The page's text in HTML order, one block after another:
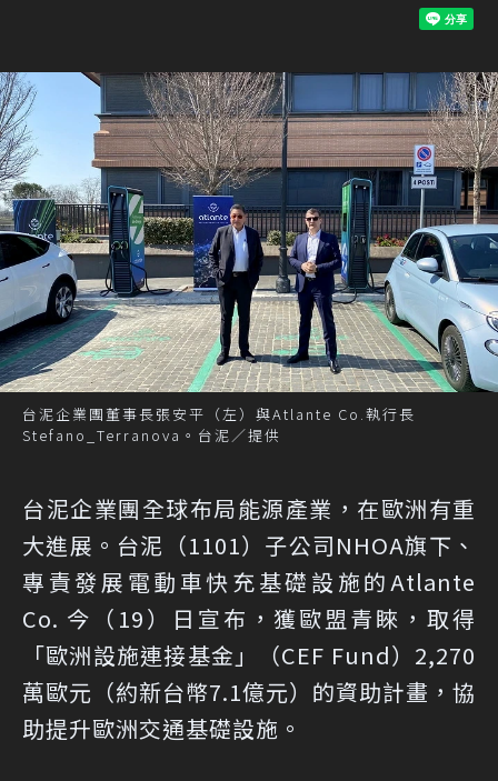
台泥企業團董事長張安平（左）與Atlante Co.執行長
Stefano_Terranova。台泥／提供
台泥企業團全球布局能源產業，在歐洲有重
大進展。台泥（1101）子公司NHOA旗下、
專責發展電動車快充基礎設施的Atlante
Co. 今（19）日宣布，獲歐盟青睞，取得
「歐洲設施連接基金」（CEF Fund）2,270
萬歐元（約新台幣7.1億元）的資助計畫，協
助提升歐洲交通基礎設施。